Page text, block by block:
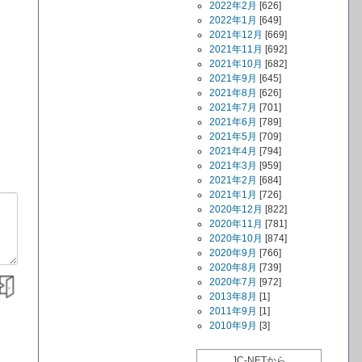
2022年2月 [626]
2022年1月 [649]
2021年12月 [669]
2021年11月 [692]
2021年10月 [682]
2021年9月 [645]
2021年8月 [626]
2021年7月 [701]
2021年6月 [789]
2021年5月 [709]
2021年4月 [794]
2021年3月 [959]
2021年2月 [684]
2021年1月 [726]
2020年12月 [822]
2020年11月 [781]
2020年10月 [874]
2020年9月 [766]
2020年8月 [739]
2020年7月 [972]
2013年8月 [1]
2011年9月 [1]
2010年9月 [3]